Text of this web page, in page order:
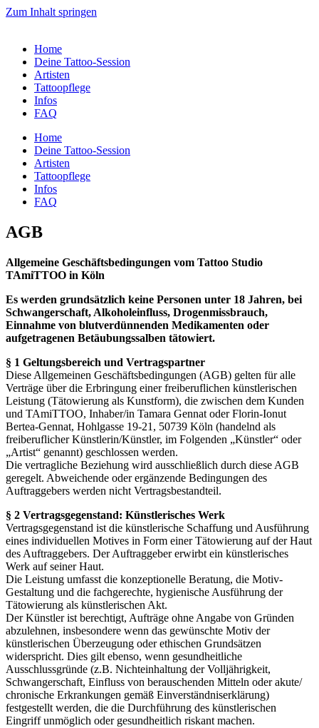
Zum Inhalt springen
Home
Deine Tattoo-Session
Artisten
Tattoopflege
Infos
FAQ
Home
Deine Tattoo-Session
Artisten
Tattoopflege
Infos
FAQ
AGB
Allgemeine Geschäftsbedingungen vom Tattoo Studio
TAmiTTOO in Köln
Es werden grundsätzlich keine Personen unter 18 Jahren, bei
Schwangerschaft, Alkoholeinfluss, Drogenmissbrauch,
Einnahme von blutverdünnenden Medikamenten oder
aufgetragenen Betäubungssalben tätowiert.
§ 1 Geltungsbereich und Vertragspartner
Diese Allgemeinen Geschäftsbedingungen (AGB) gelten für alle
Verträge über die Erbringung einer freiberuflichen künstlerischen
Leistung (Tätowierung als Kunstform), die zwischen dem Kunden
und TAmiTTOO, Inhaber/in Tamara Gennat oder Florin-Ionut
Bertea-Gennat, Hohlgasse 19-21, 50739 Köln (handelnd als
freiberuflicher Künstlerin/Künstler, im Folgenden „Künstler“ oder
„Artist“ genannt) geschlossen werden.
Die vertragliche Beziehung wird ausschließlich durch diese AGB
geregelt. Abweichende oder ergänzende Bedingungen des
Auftraggebers werden nicht Vertragsbestandteil.
§ 2 Vertragsgegenstand: Künstlerisches Werk
Vertragsgegenstand ist die künstlerische Schaffung und Ausführung
eines individuellen Motives in Form einer Tätowierung auf der Haut
des Auftraggebers. Der Auftraggeber erwirbt ein künstlerisches
Werk auf seiner Haut.
Die Leistung umfasst die konzeptionelle Beratung, die Motiv-
Gestaltung und die fachgerechte, hygienische Ausführung der
Tätowierung als künstlerischen Akt.
Der Künstler ist berechtigt, Aufträge ohne Angabe von Gründen
abzulehnen, insbesondere wenn das gewünschte Motiv der
künstlerischen Überzeugung oder ethischen Grundsätzen
widerspricht. Dies gilt ebenso, wenn gesundheitliche
Ausschlussgründe (z.B. Nichteinhaltung der Volljährigkeit,
Schwangerschaft, Einfluss von berauschenden Mitteln oder akute/
chronische Erkrankungen gemäß Einverständniserklärung)
festgestellt werden, die die Durchführung des künstlerischen
Eingriff unmöglich oder gesundheitlich riskant machen.